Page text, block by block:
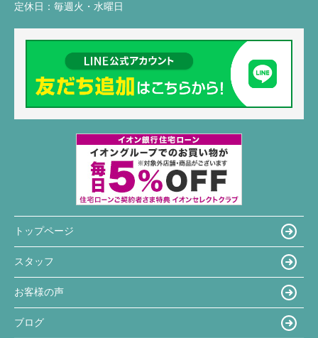
定休日： 毎週火・水曜日
トップページ
スタッフ
お客様の声
ブログ